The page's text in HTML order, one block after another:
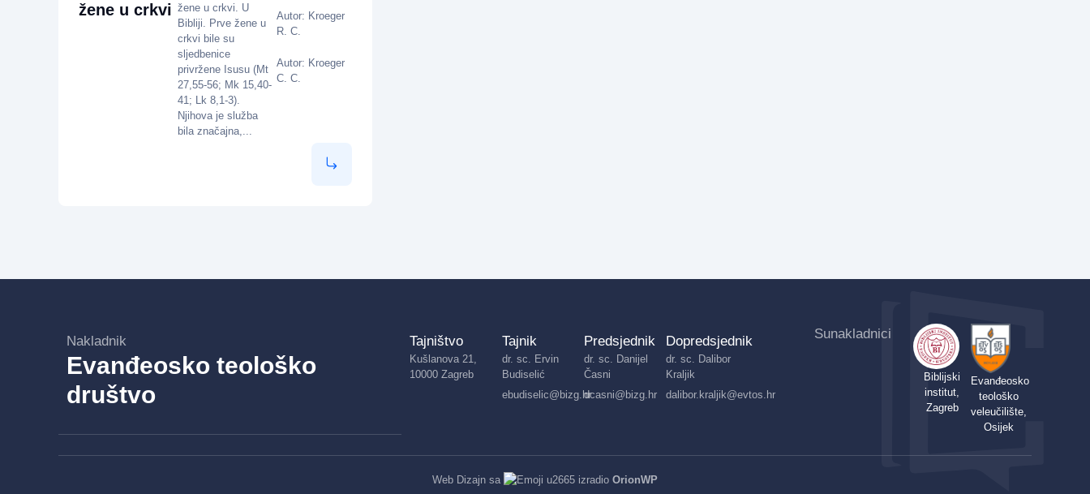
žene u crkvi žene u crkvi. U
Bibliji. Prve žene u
crkvi bile su
sljedbenice
privržene Isusu (Mt
27,55-56; Mk 15,40-
41; Lk 8,1-3).
Njihova je služba
bila značajna,...
Autor: Kroeger
R. C.
Autor: Kroeger
C. C.
Nakladnik
Evanđeosko teološko
društvo
Tajništvo
Kušlanova 21,
10000 Zagreb
Tajnik
dr. sc. Ervin
Budiselić
ebudiselic@bizg.hr
Predsjednik
dr. sc. Danijel
Časni
dcasni@bizg.hr
Dopredsjednik
dr. sc. Dalibor
Kraljik
dalibor.kraljik@evtos.hr
Sunakladnici
Biblijski
institut,
Zagreb
Evanđeosko
teološko
veleučilište,
Osijek
Web Dizajn sa izradio OrionWP